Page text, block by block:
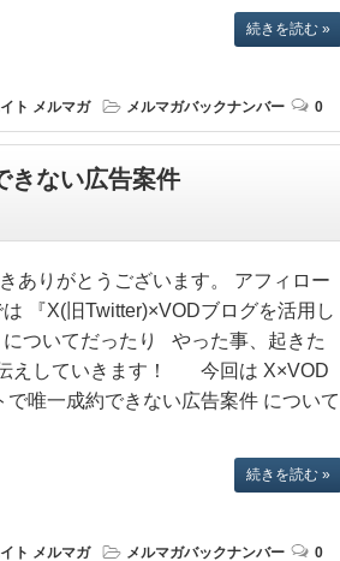
続きを読む »
ト メルマガ メルマガバックナンバー 0
きない広告案件
ありがとうございます。 アフィロー
『X(旧Twitter)×VODブログを活用し
ついてだったり やった事、起きた
えしていきます！ 今回は X×VOD
で唯一成約できない広告案件 について
続きを読む »
ト メルマガ メルマガバックナンバー 0